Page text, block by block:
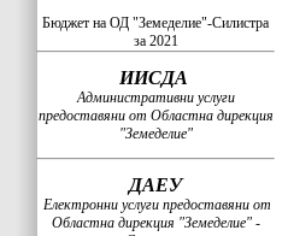
Бюджет на ОД "Земеделие"-Силистра
за 2021
ИИСДА
Административни услуги
предоставяни от Областна дирекция
"Земеделие"
ДАЕУ
Електронни услуги предоставяни от
Областна дирекция "Земеделие" -